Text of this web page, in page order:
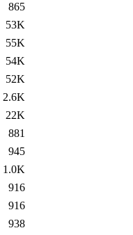
865
53K
55K
54K
52K
2.6K
22K
881
945
1.0K
916
916
938